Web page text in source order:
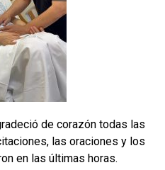
de corazón todas las
las oraciones y los
en las últimas horas.